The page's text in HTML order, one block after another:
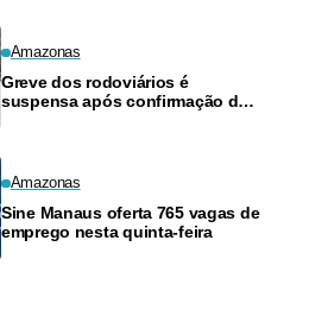
Amazonas
Greve dos rodoviários é
suspensa após confirmação de
Amazonas
Sine Manaus oferta 765 vagas de
emprego nesta quinta-feira